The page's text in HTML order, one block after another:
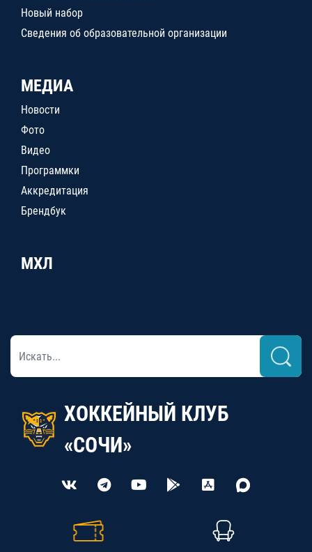
Новый набор
Сведения об образовательной организации
МЕДИА
Новости
Фото
Видео
Программки
Аккредитация
Брендбук
МХЛ
ХОККЕЙНЫЙ КЛУБ
«СОЧИ»